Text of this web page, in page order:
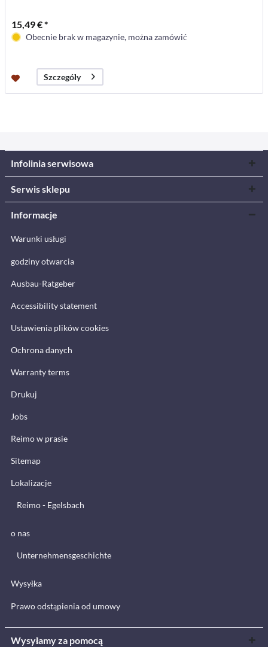
15,49 € *
Obecnie brak w magazynie, można zamówić
Szczegóły
Infolinia serwisowa
Serwis sklepu
Informacje
Warunki usługi
godziny otwarcia
Ausbau-Ratgeber
Accessibility statement
Ustawienia plików cookies
Ochrona danych
Warranty terms
Drukuj
Jobs
Reimo w prasie
Sitemap
Lokalizacje
Reimo - Egelsbach
o nas
Unternehmensgeschichte
Wysyłka
Prawo odstąpienia od umowy
Wysyłamy za pomocą